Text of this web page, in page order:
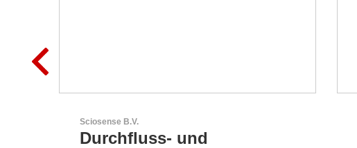
Sciosense B.V.
Durchfluss- und